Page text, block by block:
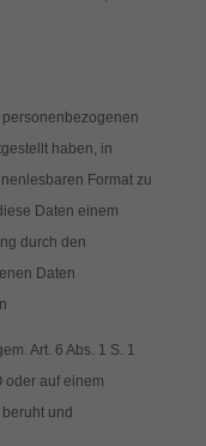
haben, in
Format zu
Daten einem
durch den
Daten
Art. 6 Abs. 1 S. 1
oder auf einem
und